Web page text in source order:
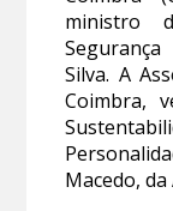
ministro
Silva. A
Coimbra,
Macedo, da